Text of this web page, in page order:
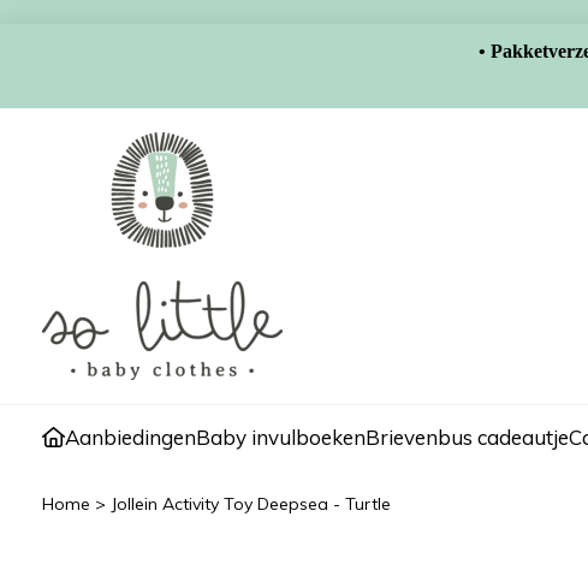
•
AanbiedingenBaby invulboekenBrievenbus cadeautje
Home > Jollein Activity Toy Deepsea - Turtle